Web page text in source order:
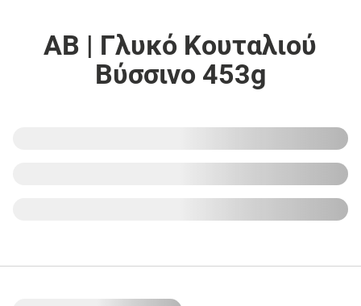
ΑΒ | Γλυκό Κουταλιού
Βύσσινο 453g